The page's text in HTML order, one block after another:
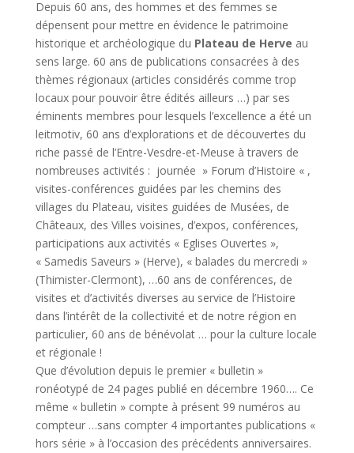
Depuis 60 ans, des hommes et des femmes se
dépensent pour mettre en évidence le patrimoine
historique et archéologique du Plateau de Herve au
sens large. 60 ans de publications consacrées à des
thèmes régionaux (articles considérés comme trop
locaux pour pouvoir être édités ailleurs …) par ses
éminents membres pour lesquels l’excellence a été un
leitmotiv, 60 ans d’explorations et de découvertes du
riche passé de l’Entre-Vesdre-et-Meuse à travers de
nombreuses activités : journée » Forum d’Histoire « ,
visites-conférences guidées par les chemins des
villages du Plateau, visites guidées de Musées, de
Châteaux, des Villes voisines, d’expos, conférences,
participations aux activités « Eglises Ouvertes »,
« Samedis Saveurs » (Herve), « balades du mercredi »
(Thimister-Clermont), …60 ans de conférences, de
visites et d’activités diverses au service de l’Histoire
dans l’intérêt de la collectivité et de notre région en
particulier, 60 ans de bénévolat … pour la culture locale
et régionale !
Que d’évolution depuis le premier « bulletin »
ronéotypé de 24 pages publié en décembre 1960…. Ce
même « bulletin » compte à présent 99 numéros au
compteur …sans compter 4 importantes publications «
hors série » à l’occasion des précédents anniversaires.